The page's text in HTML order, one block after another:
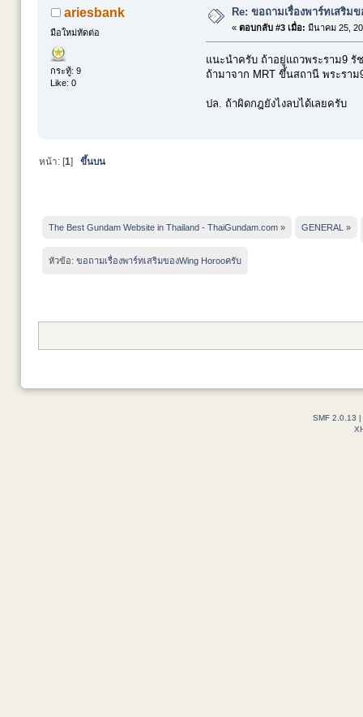
ariesbank
มือใหม่หัดต่อ
กระทู้: 9
Like: 0
Re: ขอถามเรื่องพาร์ทเสริม
« ตอบกลับ #3 เมื่อ: มีนาคม 25,
แนะนำครับ ถ้าอยู่แถวพระราม9
ถ้ามาจาก MRT ขึ้นสถานี พระราม
ปล. ถ้าผิดกฎยังไงลบได้เลยครับ
หน้า: [1] ขึ้นบน
The Best Gundam Website in Thailand - ThaiGundam.com » GENERAL »
หัวข้อ: ขอถามเรื่องพาร์ทเสริมของWing Horooครับ
SMF 2.0.13 |